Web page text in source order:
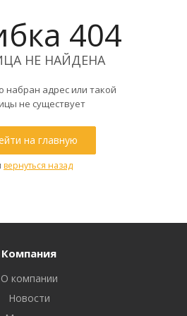
404
НЕ НАЙДЕНА
набран адрес или такой
не существует
на главную
вернуться назад
Компания
О компании
Новости